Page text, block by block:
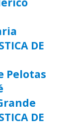
DE
Pelotas
DE